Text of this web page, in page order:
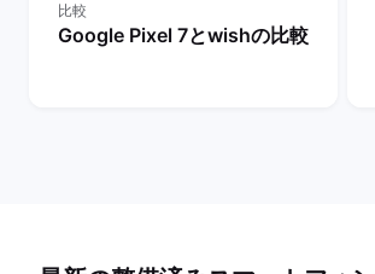
比較
Google Pixel 7とwishの比較